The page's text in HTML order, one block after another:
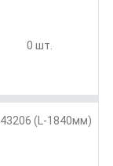
0 шт.
(L-1840мм)